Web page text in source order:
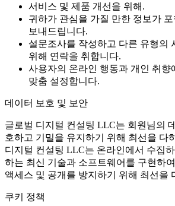
서비스 및 제품 개선을 위해.
귀하가 관심을 가질 만한 정보가
보내드립니다.
설문조사를 작성하고 다른 유형의
위해 연락을 취합니다.
사용자의 온라인 행동과 개인 취향
맞춤 설정합니다.
데이터 보호 및 보안
글로벌 디지털 컨설팅 LLC는 회원님의
호하고 기밀을 유지하기 위해 최선을 다
디지털 컨설팅 LLC는 온라인에서 수집
하는 최신 기술과 소프트웨어를 구현하
액세스 및 공개를 방지하기 위해 최선을
쿠키 정책